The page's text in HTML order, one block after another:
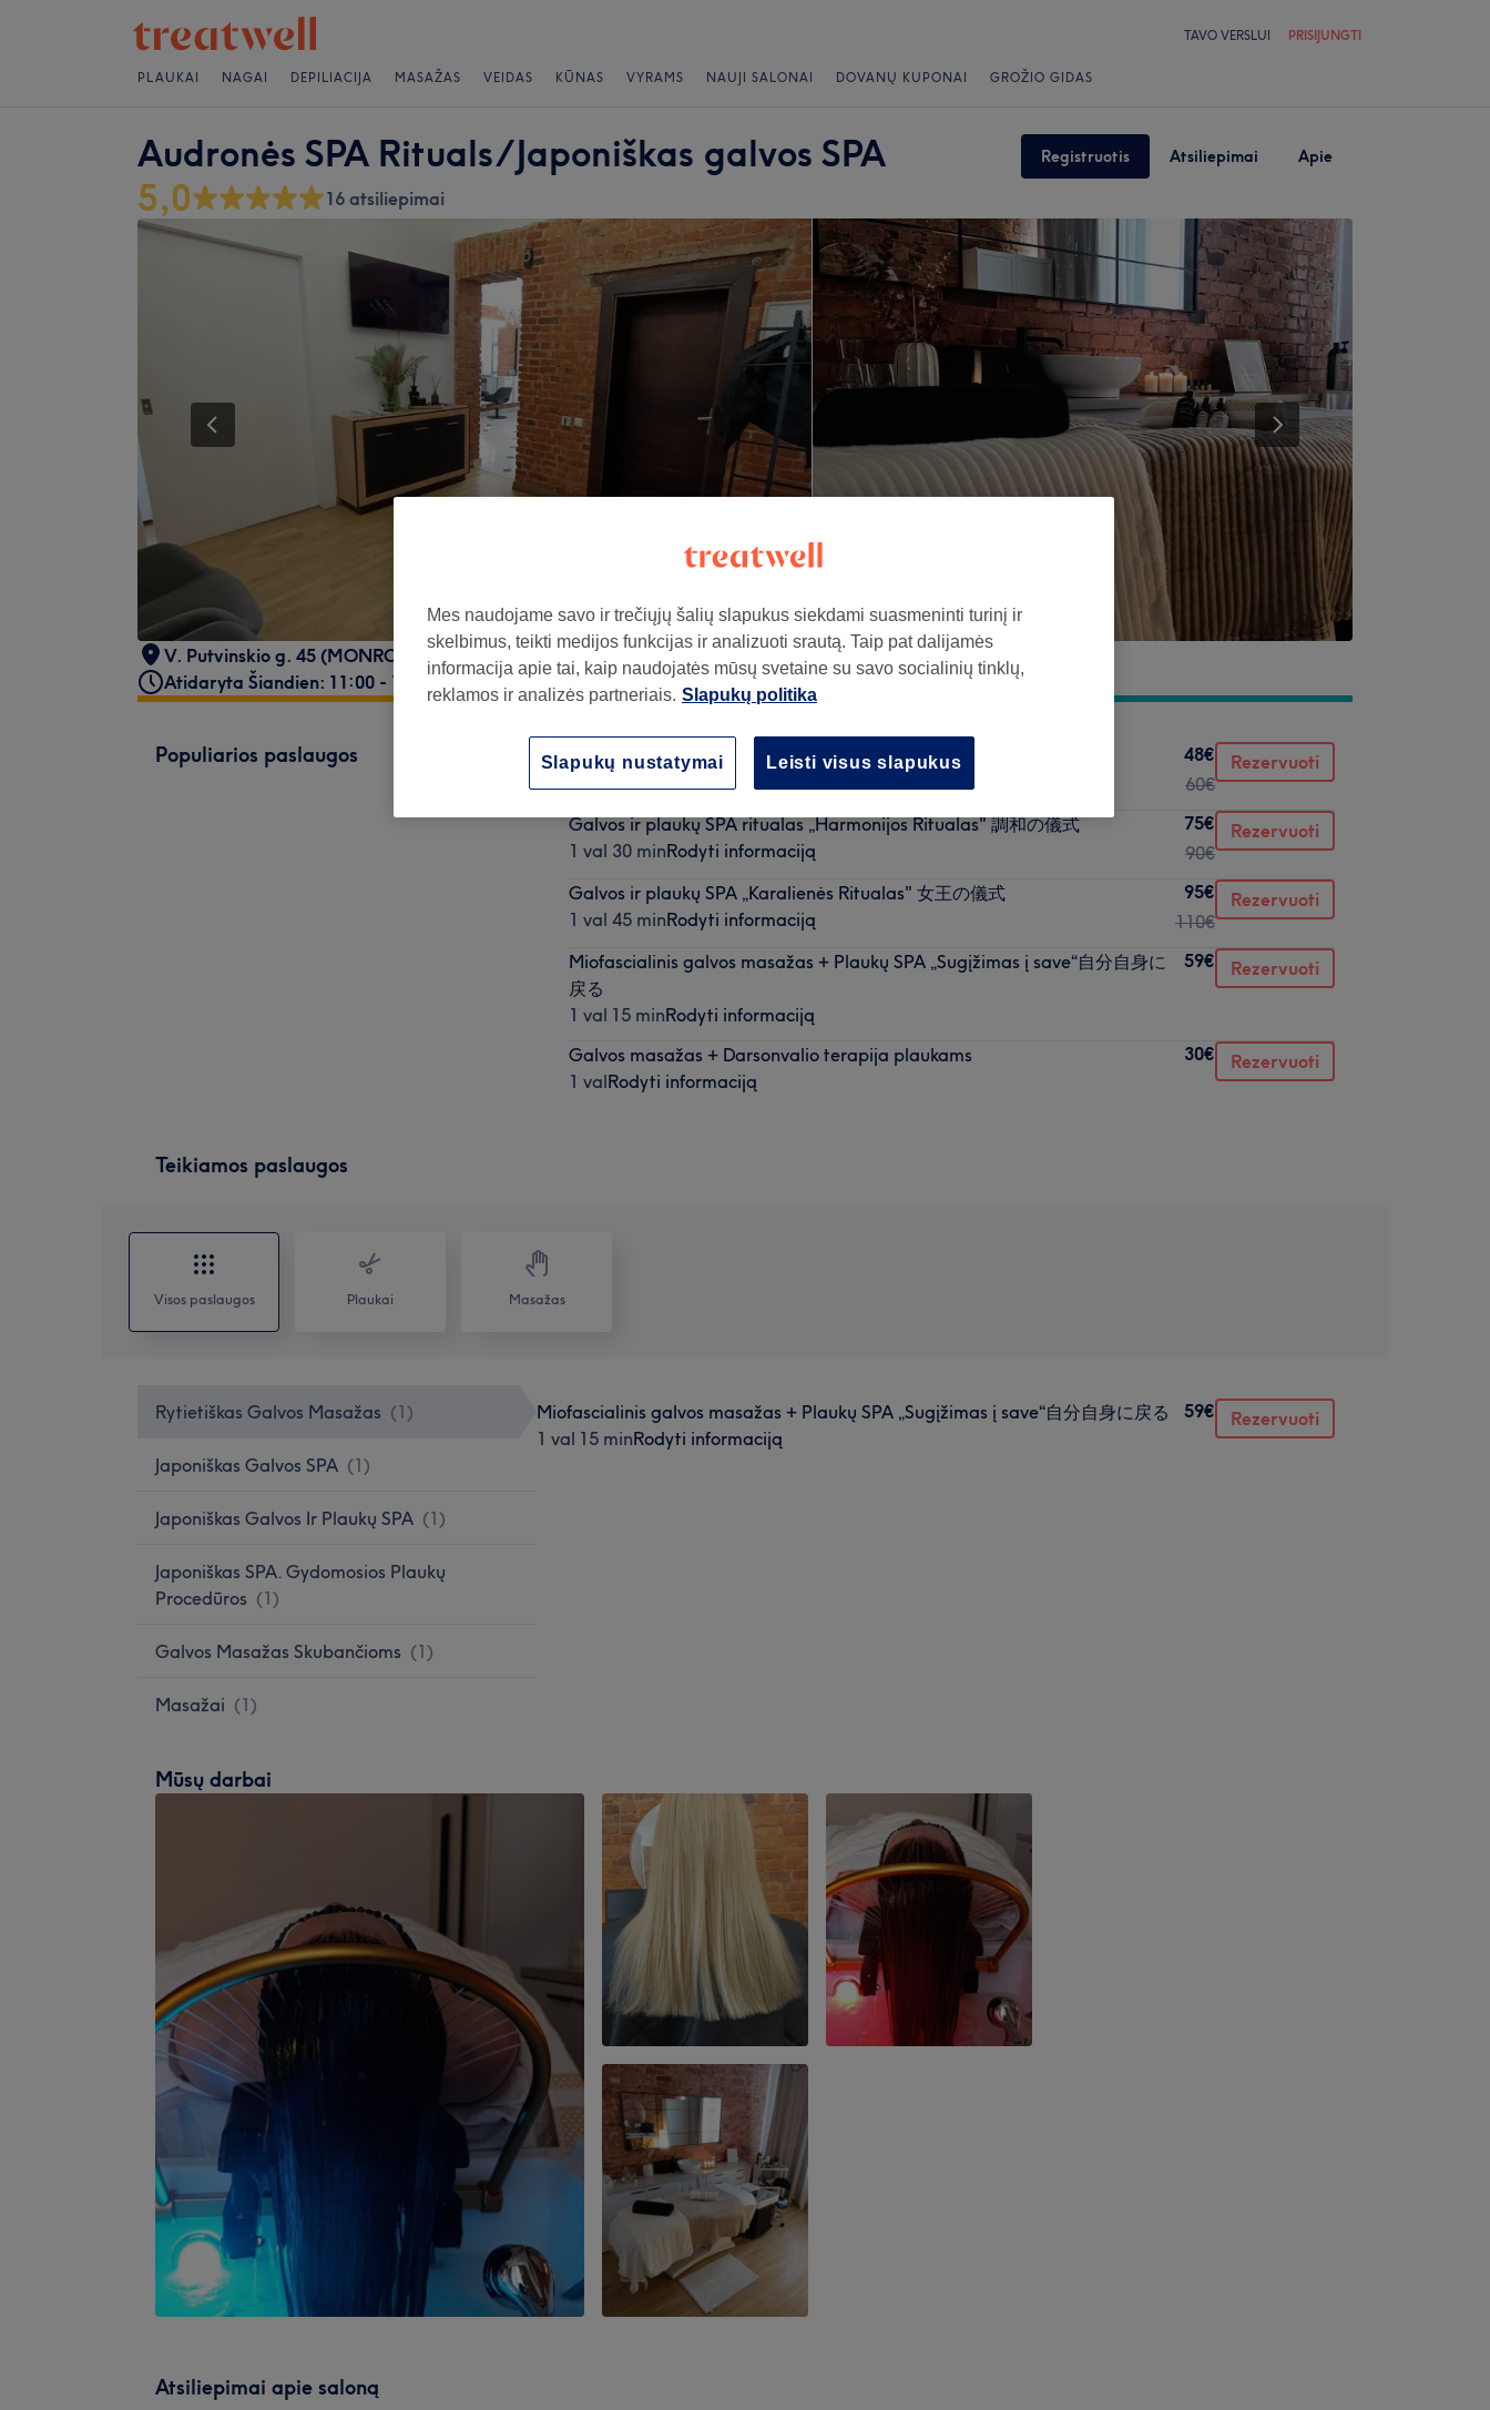
TAVO VERSLUI PRISIJUNGTI
PLAUKAI NAGAI DEPILIACIJA MASAŽAS VEIDAS KŪNAS VYRAMS NAUJI SALONAI DOVANŲ KUPONAI GROŽIO GIDAS
Audronės SPA Rituals/ Japoniškas galvos SPA Registruotis Atsiliepimai Apie
5,0 16 atsiliepimai
V. Putvinskio g. 45 (MONRO grožio namai), Kaunas, 44243
Atidaryta Šiandien: 11:00 - 19:00
Populiarios paslaugos
Rozmarinų ritualas plaukams "Rozmarinų SPA" ローズマリー
48€
60€
Rezervuoti
Galvos ir plaukų SPA ritualas „Harmonijos Ritualas" 調和の儀式
1 val 30 minRodyti informaciją
75€
90€
Rezervuoti
Galvos ir plaukų SPA „Karalienės Ritualas" 女王の儀式
1 val 45 minRodyti informaciją
95€
110€
Rezervuoti
Miofascialinis galvos masažas + Plaukų SPA „Sugįžimas į save“自分自身に
戻る
1 val 15 minRodyti informaciją
59€ Rezervuoti
Galvos masažas + Darsonvalio terapija plaukams
1 valRodyti informaciją
30€ Rezervuoti
Teikiamos paslaugos
Visos paslaugos Plaukai Masažas
Rytietiškas Galvos Masažas (1 )
Japoniškas Galvos SPA (1)
Japoniškas Galvos Ir Plaukų SPA (1)
Japoniškas SPA. Gydomosios Plaukų
Procedūros (1)
Galvos Masažas Skubančioms (1)
Masažai (1)
Miofascialinis galvos masažas + Plaukų SPA „Sugįžimas į save“自分自身に戻る
1 val 15 minRodyti informaciją
59€ Rezervuoti
Mūsų darbai
Atsiliepimai apie saloną
Mes naudojame savo ir trečiųjų šalių slapukus siekdami suasmeninti turinį ir
skelbimus, teikti medijos funkcijas ir analizuoti srautą. Taip pat dalijamės
informacija apie tai, kaip naudojatės mūsų svetaine su savo socialinių tinklų,
reklamos ir analizės partneriais. Slapukų politika
Leisti visus slapukus
Slapukų nustatymai